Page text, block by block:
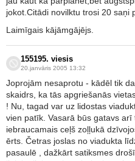
jokot.Citādi novilktu trosi 20 saņi
Laimīgais kājāmgājējs.
155195. viesis
20.janvāris 2005 13:32
Joprojām nesaprotu - kādēl tik daudz neapmierināto ? Katram takš
skaidrs, ka tās apgriešanās
! Nu, tagad var uz lidostas viadukta visos virzienos "griezties" - cik
vien patīk. Vasarā būs gatavs arī taisnais Jūrkalnes ielas
iebraucamais ceļš zoļļukā
ērts. Četras joslas no viadukta līdz pat Apūzes ielai. Diemžēl, visā
pasaulē , dažkārt satiksmes drošības apstākļu dēļ, iznāk nobraukt